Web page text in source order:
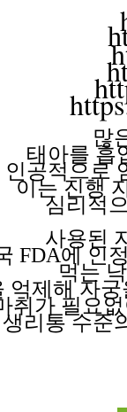
많
태아를 흡
인공적으로
이는 진행
심리적
사용된
FDA에 인
먹는
억제해자궁
취가 필요없
생리통 수준